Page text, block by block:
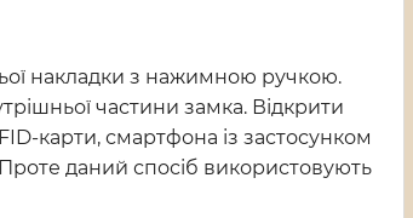
накладки з нажимною ручкою.
частини замка. Відкрити
карти, смартфона із застосунком
даний спосіб використовують